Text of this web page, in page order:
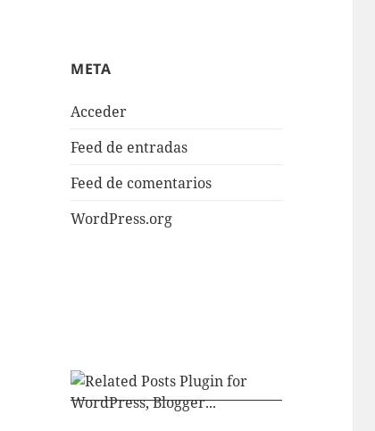
META
Acceder
Feed de entradas
Feed de comentarios
WordPress.org